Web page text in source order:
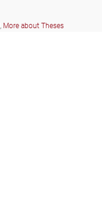
, More about Theses